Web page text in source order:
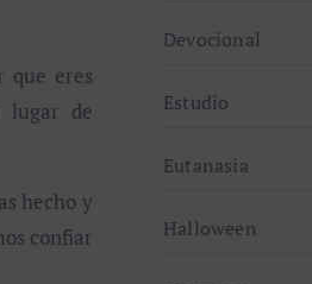
eres
lugar de
hecho y
confiar
Devocional
Estudio
Eutanasia
Halloween